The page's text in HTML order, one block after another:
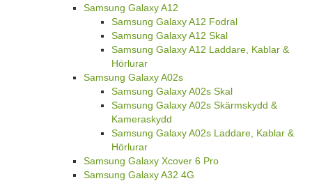
Samsung Galaxy A12
Samsung Galaxy A12 Fodral
Samsung Galaxy A12 Skal
Samsung Galaxy A12 Laddare, Kablar &
Hörlurar
Samsung Galaxy A02s
Samsung Galaxy A02s Skal
Samsung Galaxy A02s Skärmskydd &
Kameraskydd
Samsung Galaxy A02s Laddare, Kablar &
Hörlurar
Samsung Galaxy Xcover 6 Pro
Samsung Galaxy A32 4G